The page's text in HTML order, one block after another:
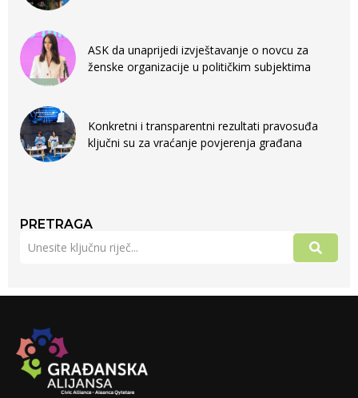
ASK da unaprijedi izvještavanje o novcu za
ženske organizacije u političkim subjektima
Konkretni i transparentni rezultati pravosuđa
ključni su za vraćanje povjerenja građana
PRETRAGA